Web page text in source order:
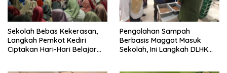
Sekolah Bebas Kekerasan,
Langkah Pemkot Kediri
Ciptakan Hari-Hari Belajar
Pengolahan Sampah
Berbasis Maggot Masuk
Sekolah, Ini Langkah DLHK